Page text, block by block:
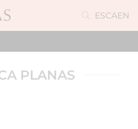
ESCAEN
PLANAS